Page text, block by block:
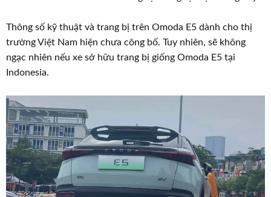
Thông số kỹ thuật và trang bị trên Omoda E5 dành cho thị
trường Việt Nam hiện chưa công bố. Tuy nhiên, sẽ không
ngạc nhiên nếu xe sở hữu trang bị giống Omoda E5 tại
Indonesia.